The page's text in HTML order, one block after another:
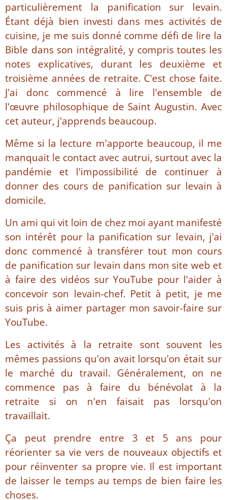
particulièrement la panification sur levain.
Étant déjà bien investi dans mes activités de
cuisine, je me suis donné comme défi de lire la
Bible dans son intégralité, y compris toutes les
notes explicatives, durant les deuxième et
troisième années de retraite. C'est chose faite.
J'ai donc commencé à lire l'ensemble de
l'œuvre philosophique de Saint Augustin. Avec
cet auteur, j'apprends beaucoup.
Même si la lecture m'apporte beaucoup, il me
manquait le contact avec autrui, surtout avec la
pandémie et l'impossibilité de continuer à
donner des cours de panification sur levain à
domicile.
Un ami qui vit loin de chez moi ayant manifesté
son intérêt pour la panification sur levain, j'ai
donc commencé à transférer tout mon cours
de panification sur levain dans mon site web et
à faire des vidéos sur YouTube pour l'aider à
concevoir son levain-chef. Petit à petit, je me
suis pris à aimer partager mon savoir-faire sur
YouTube.
Les activités à la retraite sont souvent les
mêmes passions qu'on avait lorsqu'on était sur
le marché du travail. Généralement, on ne
commence pas à faire du bénévolat à la
retraite si on n'en faisait pas lorsqu'on
travaillait.
Ça peut prendre entre 3 et 5 ans pour
réorienter sa vie vers de nouveaux objectifs et
pour réinventer sa propre vie. Il est important
de laisser le temps au temps de bien faire les
choses.